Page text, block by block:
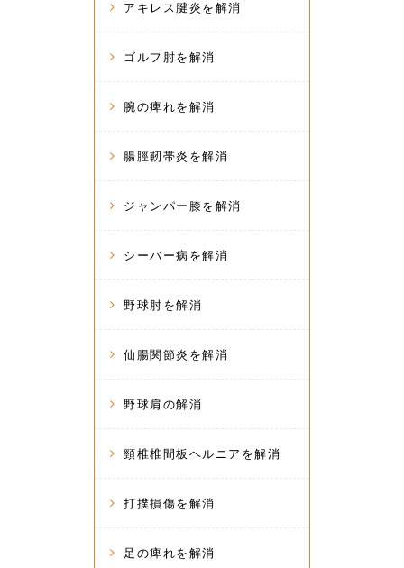
アキレス腱炎を解消
ゴルフ肘を解消
腕の痺れを解消
腸脛靭帯炎を解消
ジャンパー膝を解消
シーバー病を解消
野球肘を解消
仙腸関節炎を解消
野球肩の解消
頸椎椎間板ヘルニアを解消
打撲損傷を解消
足の痺れを解消